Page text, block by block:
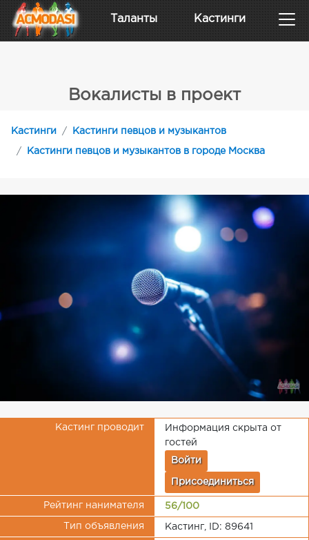
Таланты Кастинги
Вокалисты в проект
Кастинги Кастинги певцов и музыкантов
Кастинги певцов и музыкантов в городе Москва
Кастинг проводит
Информация скрыта от
гостей
Войти
Присоединиться
Рейтинг нанимателя 56/100
Тип объявления Кастинг, ID: 89641